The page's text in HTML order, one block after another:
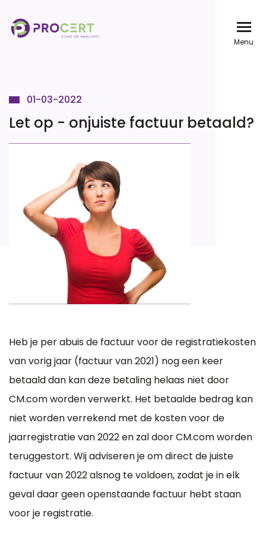
en
gaan
Menu
01-03-2022
Let op - onjuiste factuur betaald?
Heb je per abuis de factuur voor de registratiekosten
van vorig jaar (factuur van 2021) nog een keer
betaald dan kan deze betaling helaas niet door
CM.com worden verwerkt. Het betaalde bedrag kan
niet worden verrekend met de kosten voor de
jaarregistratie van 2022 en zal door CM.com worden
teruggestort. Wij adviseren je om direct de juiste
factuur van 2022 alsnog te voldoen, zodat je in elk
geval daar geen openstaande factuur hebt staan
voor je registratie.